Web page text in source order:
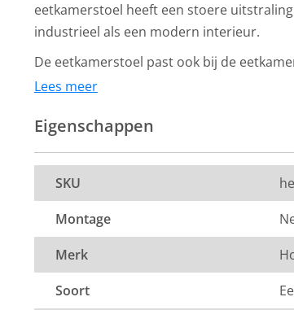
eetkamerstoel heeft een stoere
industrieel als een modern interieur.
De eetkamerstoel past ook bij de
Afmeting:
63 x 65 x 90 cm (b x d x h)
Zitbreedte: 55 cm
Zitdiepte: 44 cm
Zithoogte: 51 cm
Lees meer
Eigenschappen
SKU
Montage
Merk
Soort
HomingXL
Eetkamerstoel -
voor ronde tafel - stof
8 tot 10 weken
8